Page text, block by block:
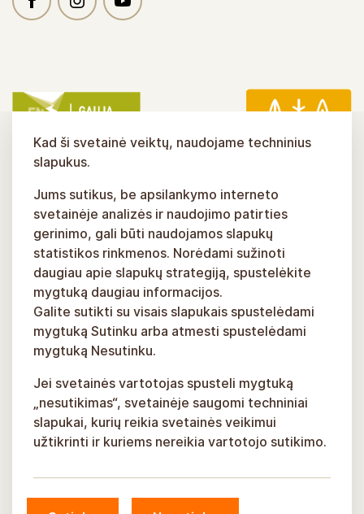
Kad ši svetainė veiktų, naudojame techninius
slapukus.
Jums sutikus, be apsilankymo interneto
svetainėje analizės ir naudojimo patirties
gerinimo, gali būti naudojamos slapukų
statistikos rinkmenos. Norėdami sužinoti
daugiau apie slapukų strategiją, spustelėkite
mygtuką daugiau informacijos.
Galite sutikti su visais slapukais spustelėdami
mygtuką Sutinku arba atmesti spustelėdami
mygtuką Nesutinku.
Jei svetainės vartotojas spusteli mygtuką
„nesutikimas“, svetainėje saugomi techniniai
slapukai, kurių reikia svetainės veikimui
užtikrinti ir kuriems nereikia vartotojo sutikimo.